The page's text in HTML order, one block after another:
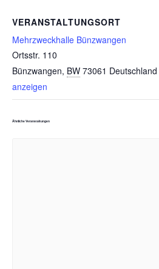
VERANSTALTUNGSORT
Mehrzweckhalle Bünzwangen
Ortsstr. 110
Bünzwangen, BW 73061 Deutschland
anzeigen
Ähnliche Veranstaltungen